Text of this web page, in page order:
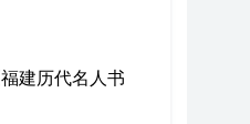
建历代名人书